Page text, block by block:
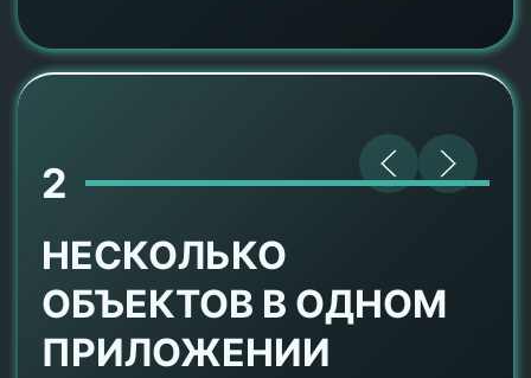
2
НЕСКОЛЬКО
ОБЪЕКТОВ В ОДНОМ
ПРИЛОЖЕНИИ